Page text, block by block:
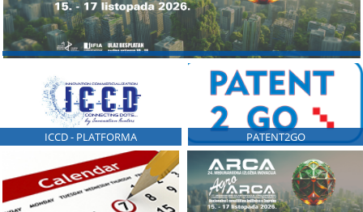
ICCD - PLATFORMA PATENT2GO